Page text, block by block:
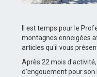
Il est temps pour le
montagnes enneigées
articles qu'il vous
Après 22 mois
d'engouement pour son